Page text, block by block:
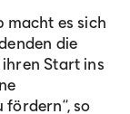
macht es sich
die
Start ins
so